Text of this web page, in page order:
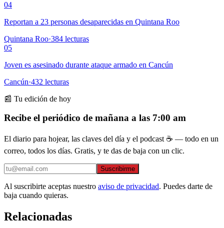
04
Reportan a 23 personas desaparecidas en Quintana Roo
Quintana Roo·384 lecturas
05
Joven es asesinado durante ataque armado en Cancún
Cancún·432 lecturas
📰 Tu edición de hoy
Recibe el periódico de mañana a las 7:00 am
El diario para hojear, las claves del día y el podcast ☕ — todo en un
correo, todos los días. Gratis, y te das de baja con un clic.
Suscribirme
Al suscribirte aceptas nuestro aviso de privacidad. Puedes darte de
baja cuando quieras.
Relacionadas